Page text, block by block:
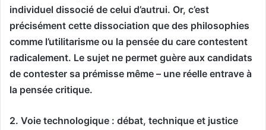
individuel dissocié de celui d’autrui. Or, c’est
précisément cette dissociation que des philosophies
comme l’utilitarisme ou la pensée du care contestent
radicalement. Le sujet ne permet guère aux candidats
de contester sa prémisse même – une réelle entrave à
la pensée critique.
2. Voie technologique : débat, technique et justice